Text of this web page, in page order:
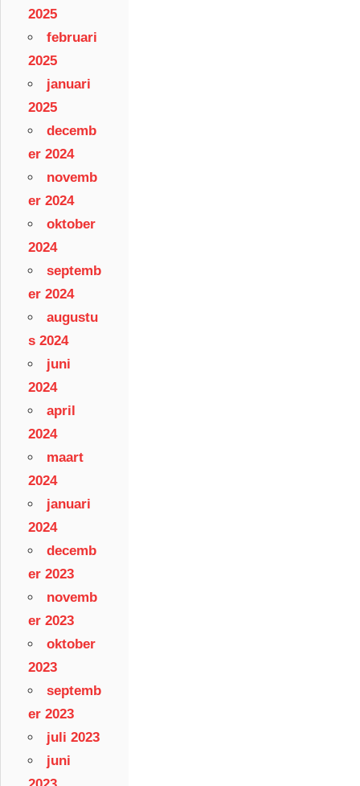
2025
februari
2025
januari
2025
decemb
er 2024
novemb
er 2024
oktober
2024
septemb
er 2024
augustu
s 2024
juni
2024
april
2024
maart
2024
januari
2024
decemb
er 2023
novemb
er 2023
oktober
2023
septemb
er 2023
juli 2023
juni